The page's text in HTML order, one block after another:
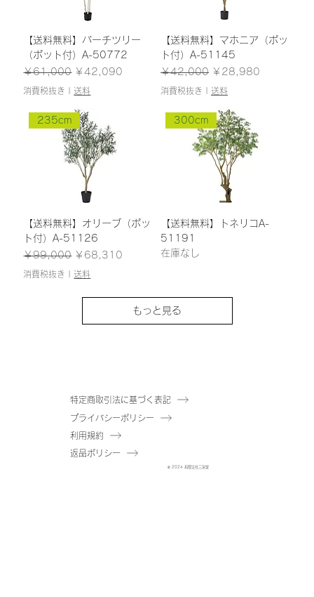
【送料無料】バーチツリー
（ポット付）A-50772
通常価格
￥61,000 セール価格
￥42,090
消費税抜き 送料
【送料無料】マホニア（ポッ
ト付）A-51145
通常価格
￥42,000 セール価格
￥28,980
消費税抜き 送料
235cm
【送料無料】オリーブ（ポッ
ト付）A-51126
通常価格
￥99,000 セール価格
￥68,310
消費税抜き 送料
300cm
【送料無料】トネリコA-
51191
在庫なし
もっと見る
特定商取引法に基づく表記
プライバシーポリシー
利用規約
返品ポリシー
© 2024 有限会社三栄堂